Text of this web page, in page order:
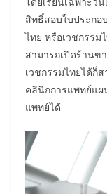
สิทธิ์สอบใบประกอ
ไทย หรือเวชกรร
สามารถเปิดร้าน
เวชกรรมไทยได้ก็
คลินิกการแพทย์แ
แพทย์ได้